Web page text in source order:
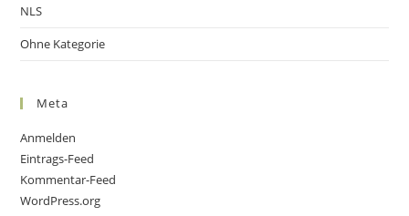
NLS
Ohne Kategorie
Meta
Anmelden
Eintrags-Feed
Kommentar-Feed
WordPress.org